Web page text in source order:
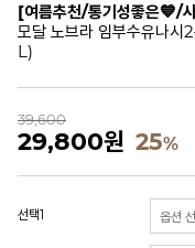
[여름추천/통기성좋은💙/
모달 노브라 임부수유나
L)
39,600
29,800원 25%
선택1